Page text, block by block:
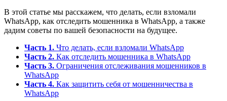
В этой статье мы расскажем, что делать, если взломали
WhatsApp, как отследить мошенника в WhatsApp, а также
дадим советы по вашей безопасности на будущее.
Часть 1. Что делать, если взломали WhatsApp
Часть 2. Как отследить мошенника в WhatsApp
Часть 3. Ограничения отслеживания мошенников в
WhatsApp
Часть 4. Как защитить себя от мошенничества в
WhatsApp